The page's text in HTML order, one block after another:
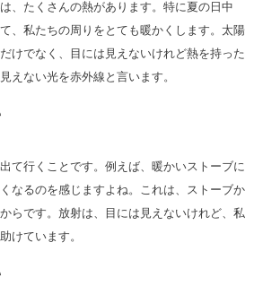
、たくさんの熱があります。特に夏の日中
、私たちの周りをとても暖かくします。太陽
けでなく、目には見えないけれど熱を持った
えない光を赤外線と言います。
て行くことです。例えば、暖かいストーブに
なるのを感じますよね。これは、ストーブか
らです。放射は、目には見えないけれど、私
けています。